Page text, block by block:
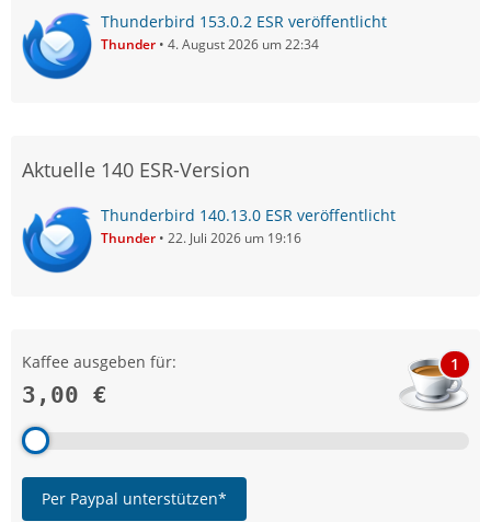
Thunderbird 153.0.2 ESR veröffentlicht
Thunder 4. August 2026 um 22:34
Aktuelle 140 ESR-Version
Thunderbird 140.13.0 ESR veröffentlicht
Thunder 22. Juli 2026 um 19:16
Kaffee ausgeben für:
3,00 €
1
Per Paypal unterstützen*